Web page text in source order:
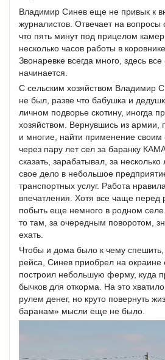
Владимир Синев еще не привык к
журналистов. Отвечает на вопросы
что пять минут под прицелом
несколько часов работы в
Звонаревке всегда много, здесь
начинается.
С сельским хозяйством Владимир
не был, разве что бабушка и
личном подворье скотину, иногда
хозяйством. Вернувшись из армии,
и многие, найти применение
через пару лет сел за баранку
сказать, зарабатывал, за
свое дело в небольшое
транспортных услуг. Работа
впечатления. Хотя все чаще перед
побыть еще немного в родном
то там, за очередным поворотом,
ехать.
Чтобы и дома было к чему спешить,
рейса, Синев приобрел на окраине
построил небольшую ферму, куда
бычков для откорма. На это
рулем денег, но круто повернуть
баранам» мысли еще не было.